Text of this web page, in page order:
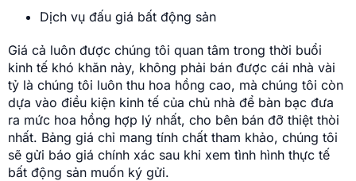
Dịch vụ đấu giá bất động sản
Giá cả luôn được chúng tôi quan tâm trong thời buổi
kinh tế khó khăn này, không phải bán được cái nhà vài
tỷ là chúng tôi luôn thu hoa hồng cao, mà chúng tôi còn
dựa vào điều kiện kinh tế của chủ nhà để bàn bạc đưa
ra mức hoa hồng hợp lý nhất, cho bên bán đỡ thiệt thòi
nhất. Bảng giá chỉ mang tính chất tham khảo, chúng tôi
sẽ gửi báo giá chính xác sau khi xem tình hình thực tế
bất động sản muốn ký gửi.